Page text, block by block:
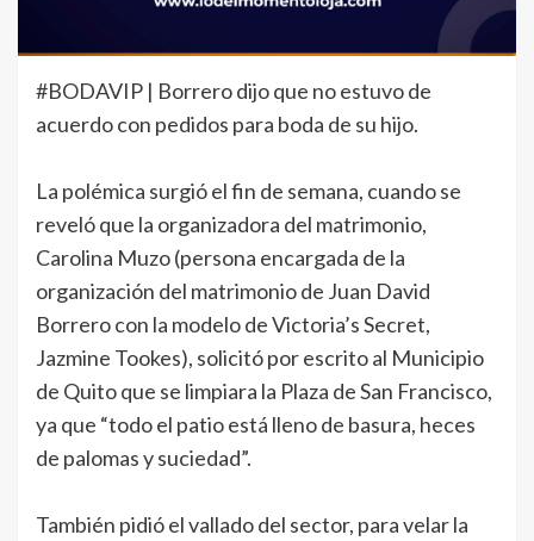
#BODAVIP | Borrero dijo que no estuvo de
acuerdo con pedidos para boda de su hijo.
La polémica surgió el fin de semana, cuando se
reveló que la organizadora del matrimonio,
Carolina Muzo (persona encargada de la
organización del matrimonio de Juan David
Borrero con la modelo de Victoria’s Secret,
Jazmine Tookes), solicitó por escrito al Municipio
de Quito que se limpiara la Plaza de San Francisco,
ya que “todo el patio está lleno de basura, heces
de palomas y suciedad”.
También pidió el vallado del sector, para velar la